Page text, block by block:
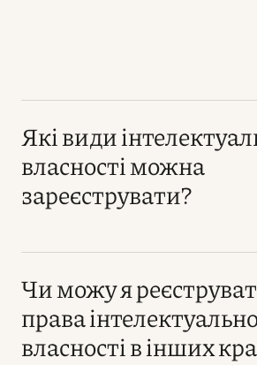
Які види
власності можна
зареєструвати?
Чи можу я
права
власності в інших